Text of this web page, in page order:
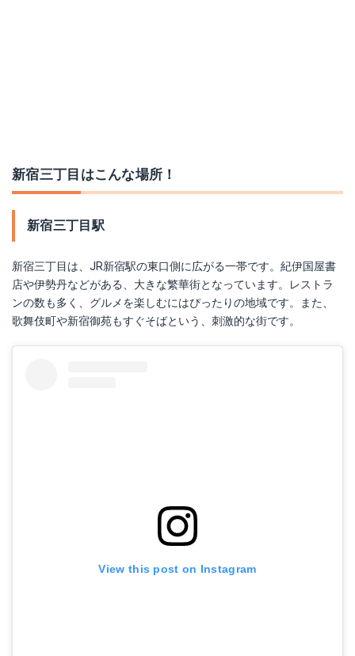
新宿三丁目はこんな場所！
新宿三丁目駅
新宿三丁目は、JR新宿駅の東口側に広がる一帯です。紀伊国屋書
店や伊勢丹などがある、大きな繁華街となっています。レストラ
ンの数も多く、グルメを楽しむにはぴったりの地域です。また、
歌舞伎町や新宿御苑もすぐそばという、刺激的な街です。
View this post on Instagram